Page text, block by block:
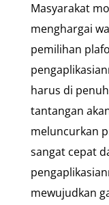
Masyarakat
menghargai
pemilihan
harus di
tantangan
meluncurkan
sangat cepat
mewujudkan